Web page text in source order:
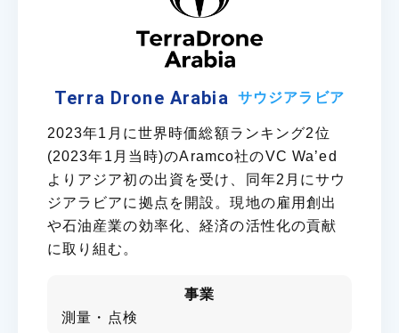
Terra Drone Arabia サウジアラビア
2023年1月に世界時価総額ランキング2位
(2023年1月当時)のAramco社のVC Wa’ed
よりアジア初の出資を受け、同年2月にサウ
ジアラビアに拠点を開設。現地の雇用創出
や石油産業の効率化、経済の活性化の貢献
に取り組む。
事業
測量・点検